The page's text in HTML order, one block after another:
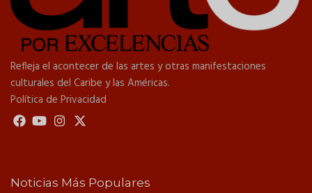
Refleja el acontecer de las artes y otras manifestaciones
culturales del Caribe y las Américas.
Política de Privacidad
Noticias Más Populares